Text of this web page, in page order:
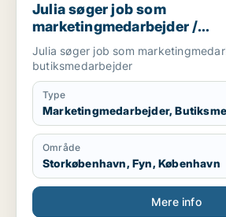
Julia søger job som
marketingmedarbejder /
butiksmedarbejder
Julia søger job som
butiksmedarbejder
Type
Marketingmedarbejder,
Område
Storkøbenhavn, Fyn, København
Mere info